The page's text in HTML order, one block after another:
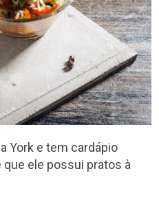
York e tem cardápio
ele possui pratos à